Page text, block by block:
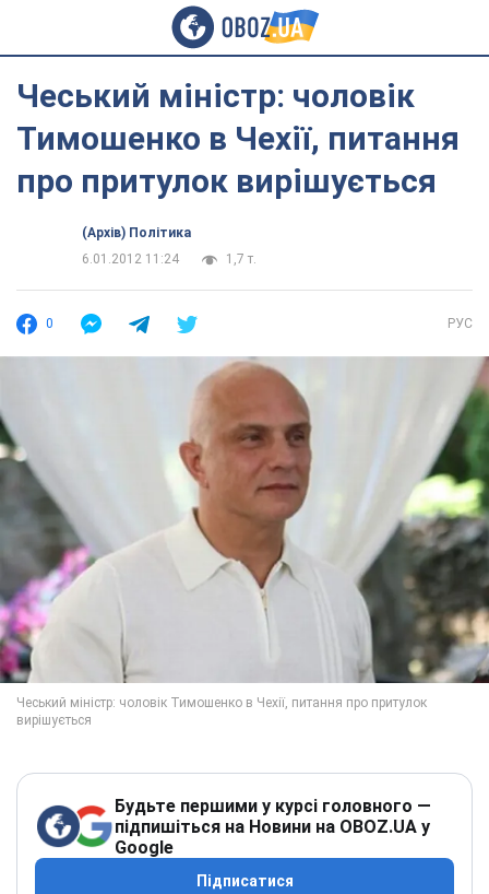
Чеський міністр: чоловік
Тимошенко в Чехії, питання
про притулок вирішується
(Архів) Політика
6.01.2012 11:24
1,7 т.
0 РУС
Будьте першими у курсі головного —
підпишіться на Новини на OBOZ.UA у
Google
Підписатися